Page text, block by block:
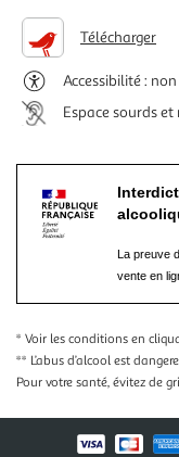
Télécharger
Accessibilité :
Espace sourds
La preuve
vente en
* Voir les conditions en
** L’abus d’alcool est
Pour votre santé, évitez de